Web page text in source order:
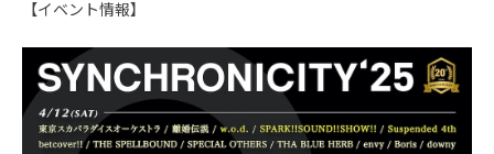
【イベント情報】